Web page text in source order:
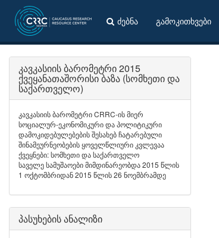
ძებნა გამოკითხვები
კავკასიის ბარომეტრი 2015
ქვეყანათაშორისი ბაზა (სომხეთი და
საქართველო)
კავკასიის ბარომეტრი CRRC-ის მიერ
სოციალურ-ეკონომიკური და პოლიტიკური
დამოკიდებულებების შესახებ ჩატარებული
შინამეურნეობების ყოველწლიური კვლევაა
ქვეყნები: სომხეთი და საქართველო
საველე სამუშაოები მიმდინარეობდა 2015 წლის
1 ოქტომბრიდან 2015 წლის 26 ნოემბრამდე
პასუხების ანალიზი